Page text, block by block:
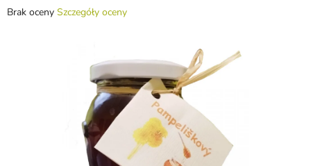
Średnia
Brak oceny Szczegóły oceny